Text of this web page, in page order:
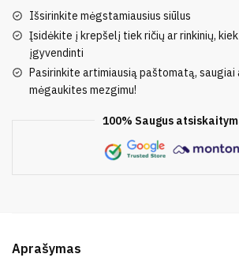
22%
Merino
vilna,
14%
Poliamidas,
Išsirinkite mėgstamiausius siūlus
Įsidėkite į krepšelį tiek ričių ar rinkinių,
įgyvendinti
Pasirinkite artimiausią paštomatą, saugiai
mėgaukites mezgimu!
100% Saugus
Aprašymas